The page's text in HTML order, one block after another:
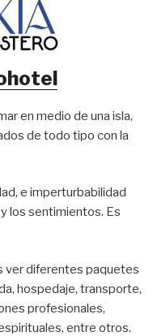
en medio de una isla,
de todo tipo con la
e imperturbabilidad
y los sentimientos. Es
ver diferentes paquetes
hospedaje, transporte,
profesionales,
entre otros.